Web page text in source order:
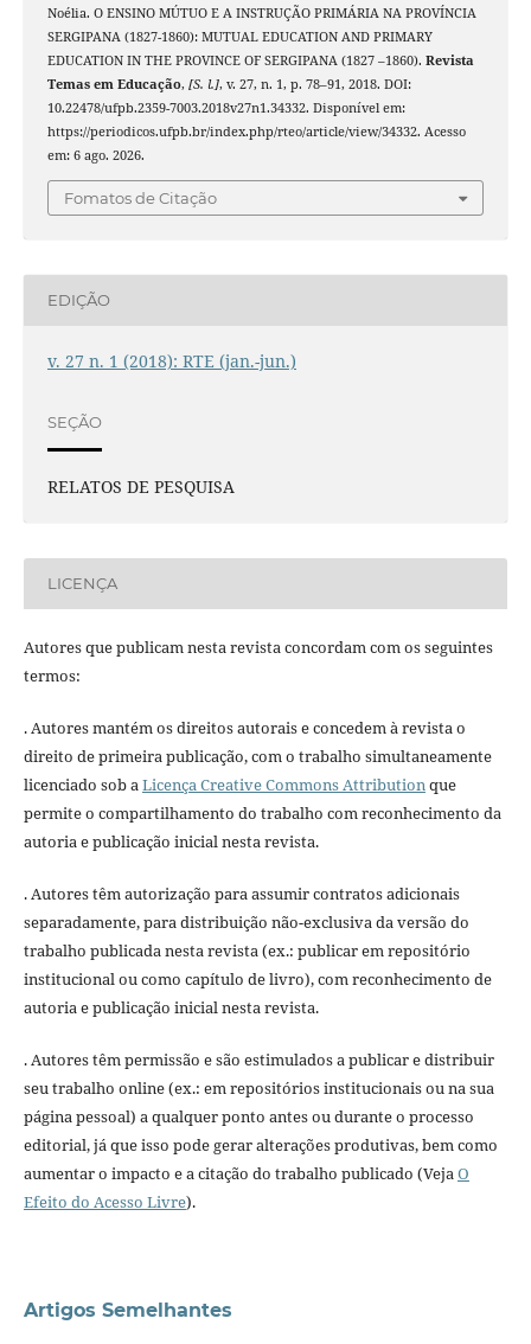
Noélia. O ENSINO MÚTUO E A INSTRUÇÃO PRIMÁRIA NA PROVÍNCIA
SERGIPANA (1827-1860): MUTUAL EDUCATION AND PRIMARY
EDUCATION IN THE PROVINCE OF SERGIPANA (1827 –1860). Revista
Temas em Educação, [S. l.], v. 27, n. 1, p. 78–91, 2018. DOI:
10.22478/ufpb.2359-7003.2018v27n1.34332. Disponível em:
https://periodicos.ufpb.br/index.php/rteo/article/view/34332. Acesso
em: 6 ago. 2026.
Fomatos de Citação
EDIÇÃO
v. 27 n. 1 (2018): RTE (jan.-jun.)
SEÇÃO
RELATOS DE PESQUISA
LICENÇA
Autores que publicam nesta revista concordam com os seguintes
termos:
. Autores mantém os direitos autorais e concedem à revista o
direito de primeira publicação, com o trabalho simultaneamente
licenciado sob aLicença Creative Commons Attributionque
permite o compartilhamento do trabalho com reconhecimento da
autoria e publicação inicial nesta revista.
. Autores têm autorização para assumir contratos adicionais
separadamente, para distribuição não-exclusiva da versão do
trabalho publicada nesta revista (ex.: publicar em repositório
institucional ou como capítulo de livro), com reconhecimento de
autoria e publicação inicial nesta revista.
. Autores têm permissão e são estimulados a publicar e distribuir
seu trabalho online (ex.: em repositórios institucionais ou na sua
página pessoal) a qualquer ponto antes ou durante o processo
editorial, já que isso pode gerar alterações produtivas, bem como
aumentar o impacto e a citação do trabalho publicado (VejaO
Efeito do Acesso Livre).
Artigos Semelhantes